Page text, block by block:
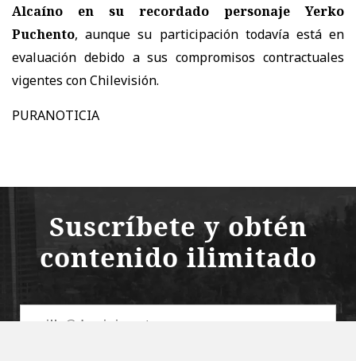
Alcaíno en su recordado personaje Yerko
Puchento, aunque su participación todavía está en
evaluación debido a sus compromisos contractuales
vigentes con Chilevisión.
PURANOTICIA